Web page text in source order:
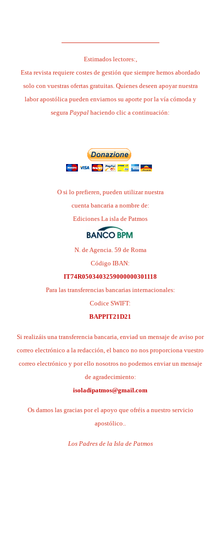
Estimados lectores:,
Esta revista requiere costes de gestión que siempre hemos abordado
solo con vuestras ofertas gratuitas. Quienes deseen apoyar nuestra
labor apostólica pueden enviarnos su aporte por la vía cómoda y
segura Paypal haciendo clic a continuación:
O si lo prefieren, pueden utilizar nuestra
cuenta bancaria a nombre de:
Ediciones La isla de Patmos
N. de Agencia. 59 de Roma
Código IBAN:
IT74R0503403259000000301118
Para las transferencias bancarias internacionales:
Codice SWIFT:
BAPPIT21D21
Si realizáis una transferencia bancaria, enviad un mensaje de aviso por
correo electrónico a la redacción, el banco no nos proporciona vuestro
correo electrónico y por ello nosotros no podemos enviar un mensaje
de agradecimiento:
isoladipatmos@gmail.com
Os damos las gracias por el apoyo que ofréis a nuestro servicio
apostólico..
Los Padres de la Isla de Patmos